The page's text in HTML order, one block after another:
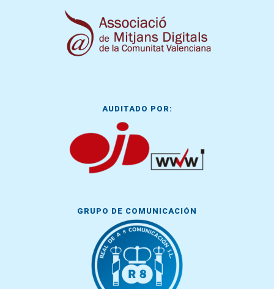
AUDITADO POR:
GRUPO DE COMUNICACIÓN